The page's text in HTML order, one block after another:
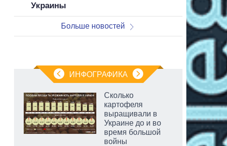
Украины
Больше новостей
ИНФОГРАФИКА
Сколько
картофеля
выращивали в
Украине до и во
время большой
войны